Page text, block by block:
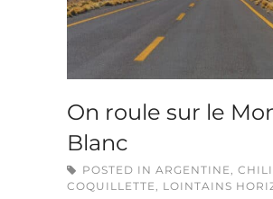
On roule sur le
Blanc
POSTED IN ARGENTINE CHILI
COQUILLETTE
LOINTAINS